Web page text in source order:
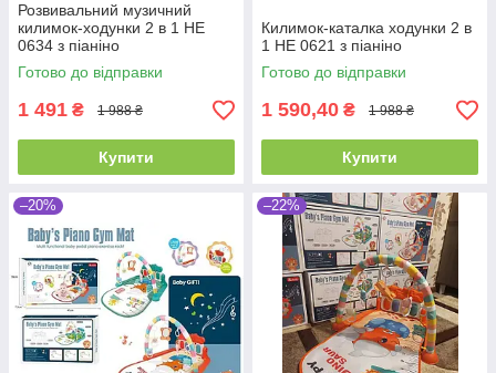
Розвивальний музичний
килимок-ходунки 2 в 1 HE
0634 з піаніно
Готово до відправки
1 491 ₴ 1 988 ₴
Купити
Килимок-каталка ходунки 2 в
1 HE 0621 з піаніно
Готово до відправки
1 590,40 ₴ 1 988 ₴
Купити
–20% –22%